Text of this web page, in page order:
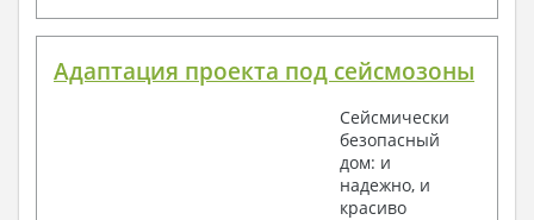
Адаптация проекта под сейсмозоны
Сейсмически
безопасный
дом: и
надежно, и
красиво